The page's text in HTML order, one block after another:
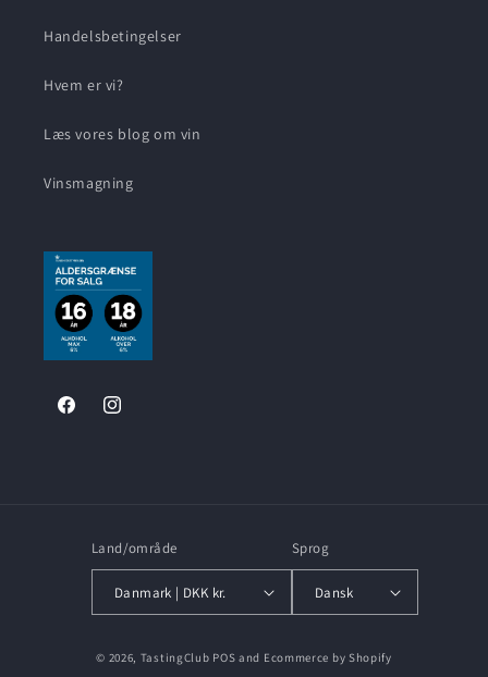
Handelsbetingelser
Hvem er vi?
Læs vores blog om vin
Vinsmagning
FacebookInstagram
Land/område
Danmark | DKK kr.
Sprog
Dansk
© 2026, TastingClub POS and Ecommerce by Shopify